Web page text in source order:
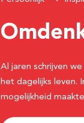
Al jaren schrijven
het dagelijks leven.
mogelijkheid